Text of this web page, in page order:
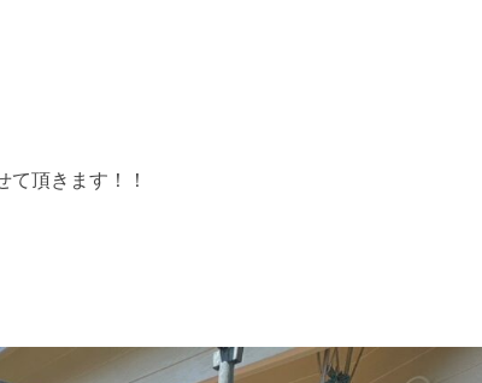
頂きます！！